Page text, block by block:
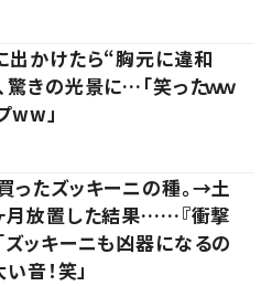
出かけたら“胸元に違和
きの光景に…「笑ったｗｗ
ww」
ったズッキーニの種。→土
月放置した結果……『衝撃
ズッキーニも凶器になるの
い音！笑」